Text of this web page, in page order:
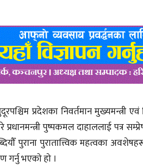
प्रदेशका निवर्तमान मुख्यमन्त्री
प्रधानमन्त्री पुष्पकमल दाहाललाई पत्र
पुराना पुरातात्त्विक महत्वका
गर्नु भएको हो ।